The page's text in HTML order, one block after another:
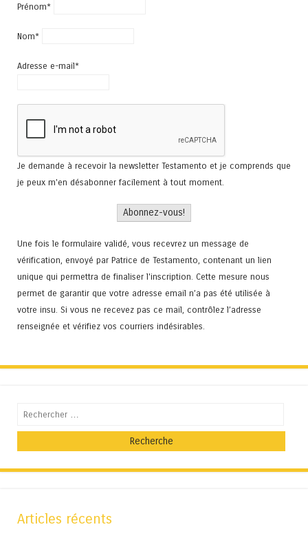
Prénom*
Nom*
Adresse e-mail*
Je demande à recevoir la newsletter Testamento et je comprends que
je peux m'en désabonner facilement à tout moment.
Une fois le formulaire validé, vous recevrez un message de
vérification, envoyé par Patrice de Testamento, contenant un lien
unique qui permettra de finaliser l'inscription. Cette mesure nous
permet de garantir que votre adresse email n’a pas été utilisée à
votre insu. Si vous ne recevez pas ce mail, contrôlez l’adresse
renseignée et vérifiez vos courriers indésirables.
Recherche
Articles récents